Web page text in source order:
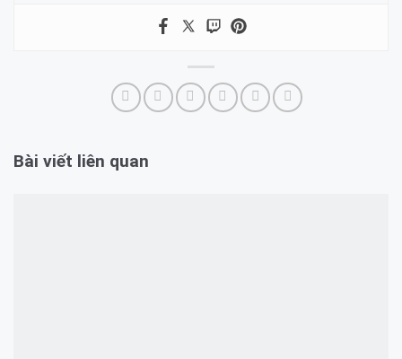
Bài viết liên quan